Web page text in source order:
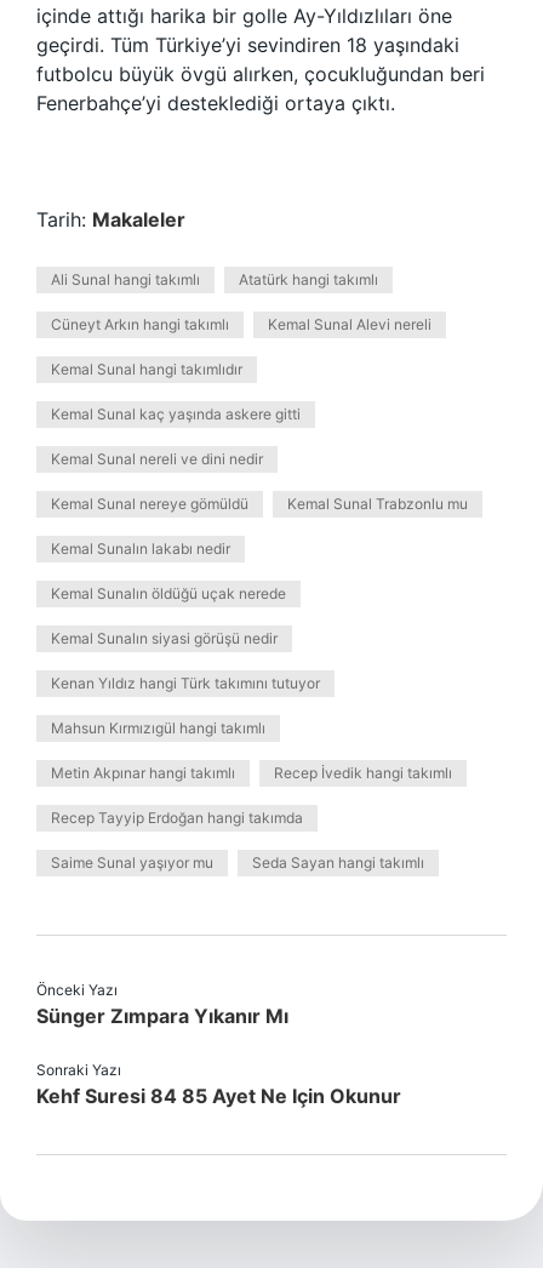
içinde attığı harika bir golle Ay-Yıldızlıları öne
geçirdi. Tüm Türkiye’yi sevindiren 18 yaşındaki
futbolcu büyük övgü alırken, çocukluğundan beri
Fenerbahçe’yi desteklediği ortaya çıktı.
Tarih: Makaleler
Ali Sunal hangi takımlı Atatürk hangi takımlı
Cüneyt Arkın hangi takımlı Kemal Sunal Alevi nereli
Kemal Sunal hangi takımlıdır
Kemal Sunal kaç yaşında askere gitti
Kemal Sunal nereli ve dini nedir
Kemal Sunal nereye gömüldü Kemal Sunal Trabzonlu mu
Kemal Sunalın lakabı nedir
Kemal Sunalın öldüğü uçak nerede
Kemal Sunalın siyasi görüşü nedir
Kenan Yıldız hangi Türk takımını tutuyor
Mahsun Kırmızıgül hangi takımlı
Metin Akpınar hangi takımlı Recep İvedik hangi takımlı
Recep Tayyip Erdoğan hangi takımda
Saime Sunal yaşıyor mu Seda Sayan hangi takımlı
Önceki Yazı
Sünger Zımpara Yıkanır Mı
Sonraki Yazı
Kehf Suresi 84 85 Ayet Ne Için Okunur